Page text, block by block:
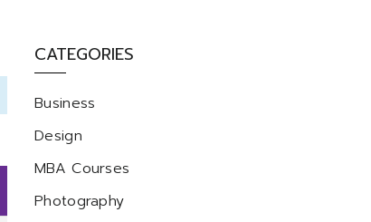
CATEGORIES
Business
Design
MBA Courses
Photography